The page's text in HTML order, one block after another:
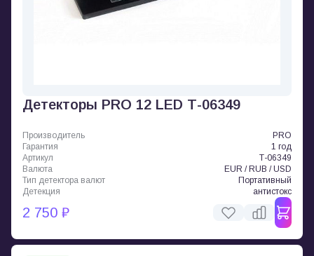
Детекторы PRO 12 LED Т-06349
Производитель
PRO
Гарантия
1 год
Артикул
Т-06349
Валюта
EUR / RUB / USD
Тип детектора валют
Портативный
Детекция
антистокс
2 750 ₽